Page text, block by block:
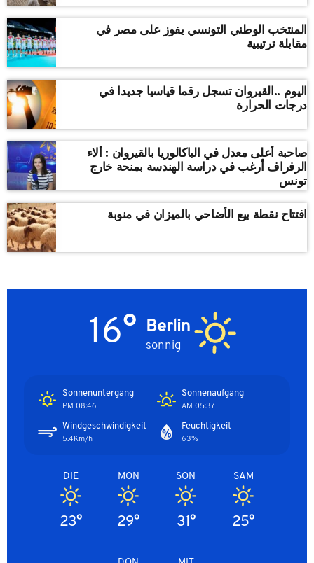
المنتخب الوطني التونسي يفوز على مصر في
مقابلة ترتيبية
اليوم ..القيروان تسجل رقما قياسيا جديدا في
درجات الحرارة
صاحبة أعلى معدل في الباكالوريا بالقيروان : ألاء
الرفراف أرغب في دراسة الهندسة بمنحة خارج
تونس
افتتاح نقطة بيع الأضاحي بالميزان في منوبة
Berlin
sonnig
16°
Sonnenaufgang
05:37 AM
Sonnenuntergang
08:46 PM
Feuchtigkeit
63%
Windgeschwindigkeit
5.4Km/h
SAM
25°
SON
31°
MON
29°
DIE
23°